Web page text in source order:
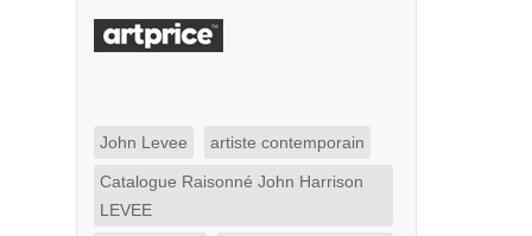
John Levee artiste contemporain
Catalogue Raisonné John Harrison
LEVEE